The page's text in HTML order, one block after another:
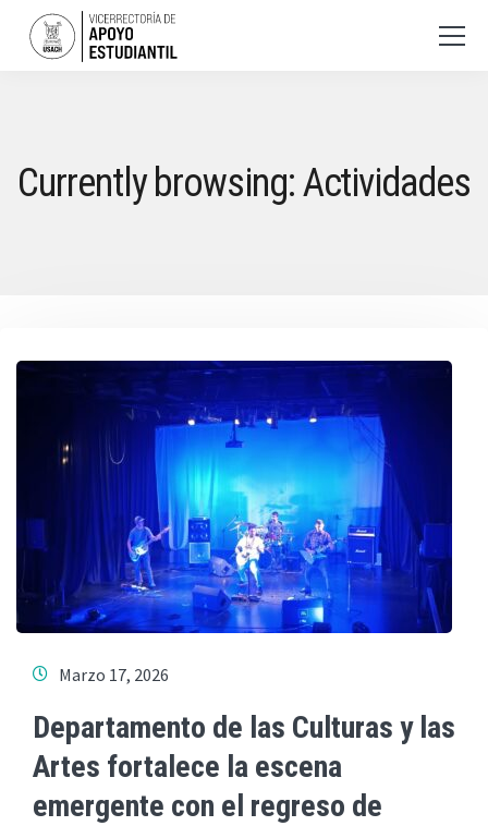
Currently browsing: Actividades
Marzo 17, 2026
Departamento de las Culturas y las
Artes fortalece la escena
emergente con el regreso de